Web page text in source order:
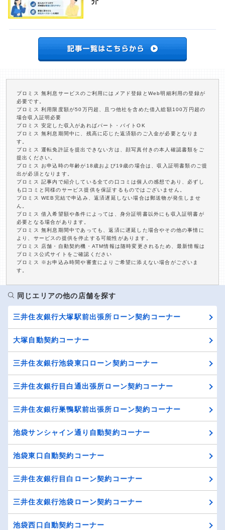
プロミス 無利息サービスのご利用にはメアド登録とWeb明細利用の登録が
必要です。
プロミス 利用限度額が50万円超、且つ他社を含めた借入総額100万円超の
場合収入証明必要
プロミス 安定した収入があればパート・バイトOK
プロミス 無利息期間中に、残高に応じた返済額のご入金が必要となりま
す。
プロミス 運転免許証を提出できない方は、顔写真付きの本人確認書類をご
提出ください。
プロミス お申込時の年齢が18歳および19歳の場合は、収入証明書類のご提
出が必須となります。
プロミス 記事内で紹介している全ての口コミは個人の感想であり、必ずし
も口コミと同様のサービス提供を保証するものではございません。
プロミス WEB完結で申込み、返済遅延しない場合は郵送物が発生しませ
ん。
プロミス 借入希望額や条件によっては、身分証明書以外にも収入証明書が
必要となる場合があります。
プロミス 無利息期間中であっても、返済に遅延した場合やその他の事情に
より、サービスの提供を停止する可能性があります。
プロミス 店舗・自動契約機・ATM情報は随時変更されるため、最新情報は
プロミス公式サイトをご確認ください
プロミス ※お申込み時間や審査によりご希望に添えない場合がございま
す。
同じエリアの他の店舗を探す
三井住友銀行大塚駅前出張所ローン契約コーナー
大塚自動契約コーナー
三井住友銀行池袋東口ローン契約コーナー
三井住友銀行目白通出張所ローン契約コーナー
三井住友銀行巣鴨駅前出張所ローン契約コーナー
池袋サンシャイン通り自動契約コーナー
池袋東口自動契約コーナー
三井住友銀行目白ローン契約コーナー
三井住友銀行池袋ローン契約コーナー
池袋西口自動契約コーナー